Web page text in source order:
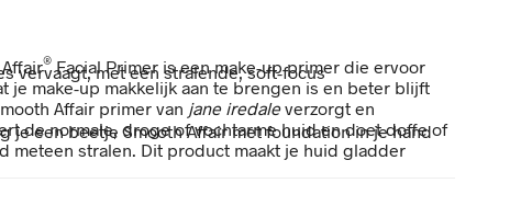
® Facial Primer is een make-up primer die ervoor
je make-up makkelijk aan te brengen is en beter blijft
Affair primer van jane iredaleverzorgt en
de normale, droge of vochtarme huid en doet doffe of
meteen stralen. Dit product maakt je huid gladder
vervaagt, met een stralende, soft-focus
je een beetje Smooth Affair met foundation in je hand